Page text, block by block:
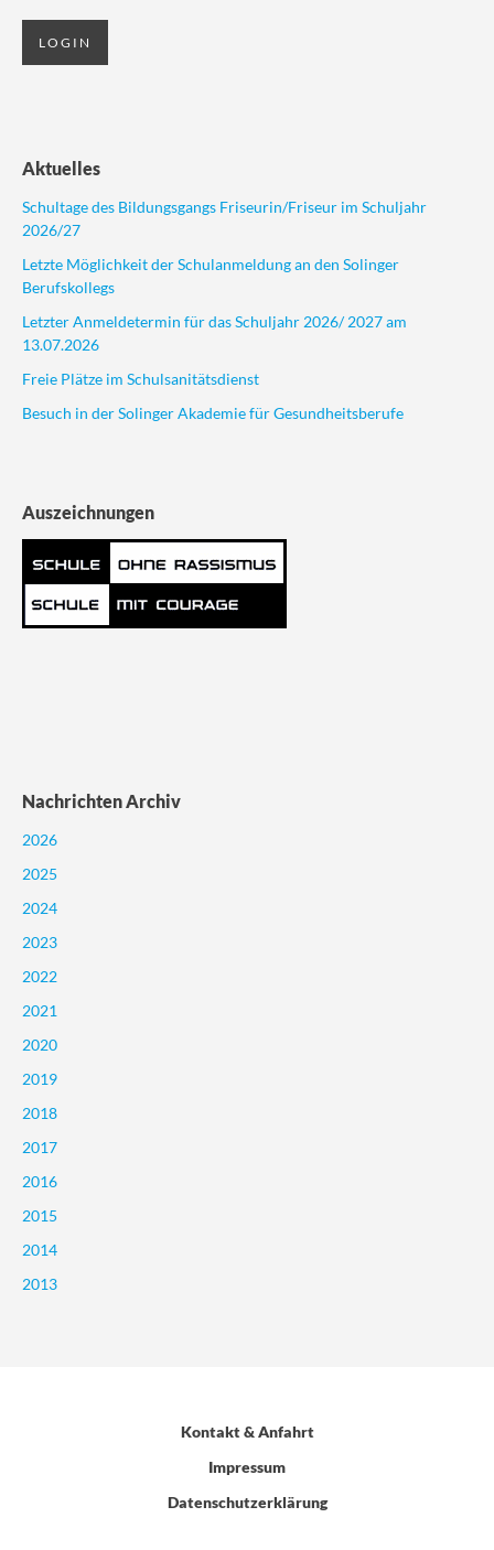
Aktuelles
Schultage des Bildungsgangs Friseurin/Friseur im Schuljahr
2026/27
Letzte Möglichkeit der Schulanmeldung an den Solinger
Berufskollegs
Letzter Anmeldetermin für das Schuljahr 2026/ 2027 am
13.07.2026
Freie Plätze im Schulsanitätsdienst
Besuch in der Solinger Akademie für Gesundheitsberufe
Auszeichnungen
Nachrichten Archiv
2026
2025
2024
2023
2022
2021
2020
2019
2018
2017
2016
2015
2014
2013
Kontakt & Anfahrt
Impressum
Datenschutzerklärung